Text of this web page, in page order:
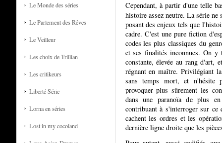
Le Monde des séries
Le Parlement des Rêves
Le Veilleur
Les choix de Trillian
Les critikeurs
Liberté Série
Lorna en séries
Lost in my cocoland
Cependant, à partir d'une telle
histoire assez neutre. La série
posant des enjeux tels que
cadre. C'est une pure fiction
codes les plus classiques du
et ses finalités inconnues. On
constante, élevée au rang d'art,
régnant en maître. Privilégiant
sans temps mort, et n'hésite
provoquer plus sûrement les
dans une paranoïa de plus en
contribuant à s'interroger sur
cachent les ordres et les
dernière ligne droite que les